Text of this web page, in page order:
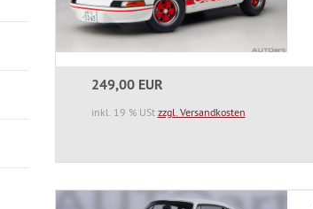
249,00 EUR
inkl. 19 % USt zzgl. Versandkosten